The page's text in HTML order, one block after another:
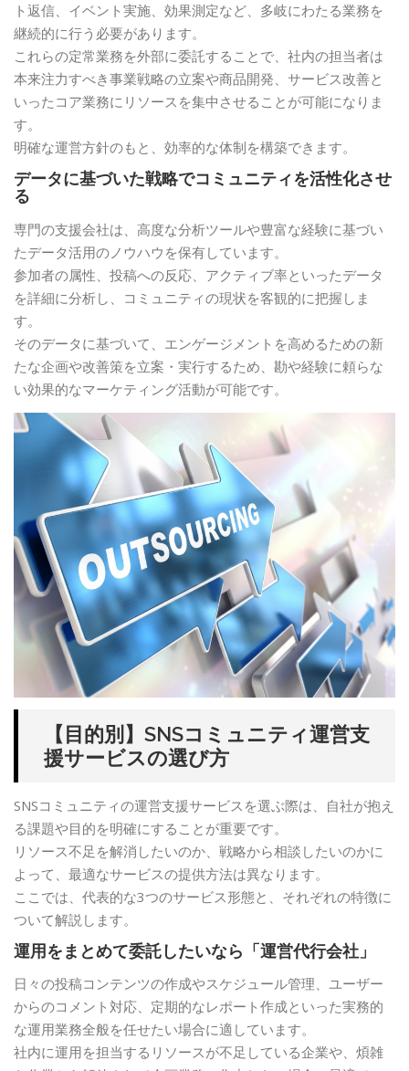
ト返信、イベント実施、効果測定など、多岐にわたる業務を
継続的に行う必要があります。
これらの定常業務を外部に委託することで、社内の担当者は
本来注力すべき事業戦略の立案や商品開発、サービス改善と
いったコア業務にリソースを集中させることが可能になりま
す。
明確な運営方針のもと、効率的な体制を構築できます。
データに基づいた戦略でコミュニティを活性化させ
る
専門の支援会社は、高度な分析ツールや豊富な経験に基づい
たデータ活用のノウハウを保有しています。
参加者の属性、投稿への反応、アクティブ率といったデータ
を詳細に分析し、コミュニティの現状を客観的に把握しま
す。
そのデータに基づいて、エンゲージメントを高めるための新
たな企画や改善策を立案・実行するため、勘や経験に頼らな
い効果的なマーケティング活動が可能です。
【目的別】SNSコミュニティ運営支
援サービスの選び方
SNSコミュニティの運営支援サービスを選ぶ際は、自社が抱え
る課題や目的を明確にすることが重要です。
リソース不足を解消したいのか、戦略から相談したいのかに
よって、最適なサービスの提供方法は異なります。
ここでは、代表的な3つのサービス形態と、それぞれの特徴に
ついて解説します。
運用をまとめて委託したいなら「運営代行会社」
日々の投稿コンテンツの作成やスケジュール管理、ユーザー
からのコメント対応、定期的なレポート作成といった実務的
な運用業務全般を任せたい場合に適しています。
社内に運用を担当するリソースが不足している企業や、煩雑